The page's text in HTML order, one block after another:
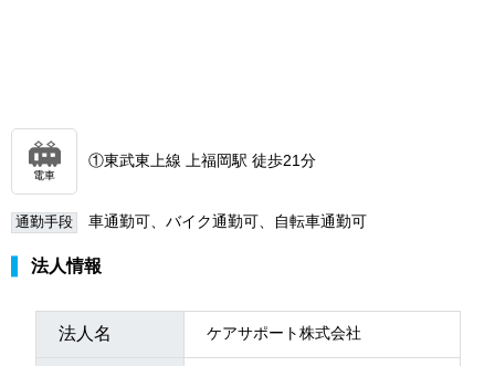
電車
①東武東上線 上福岡駅 徒歩21分
通勤手段 車通勤可、バイク通勤可、自転車通勤可
法人情報
法人名 ケアサポート株式会社